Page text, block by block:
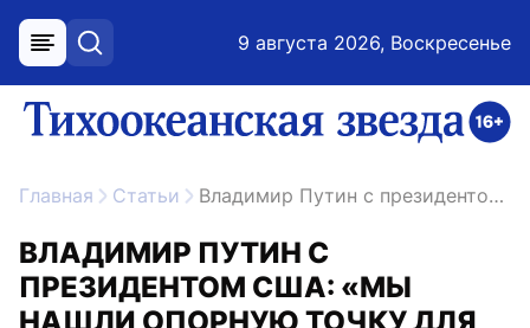
меню поиск 9 августа 2026, Воскресенье
ссылка на главную
Главная Статьи Владимир Путин с президентом США: «Мы нашли опорную точку для мира»
ВЛАДИМИР ПУТИН С
ПРЕЗИДЕНТОМ США: «МЫ